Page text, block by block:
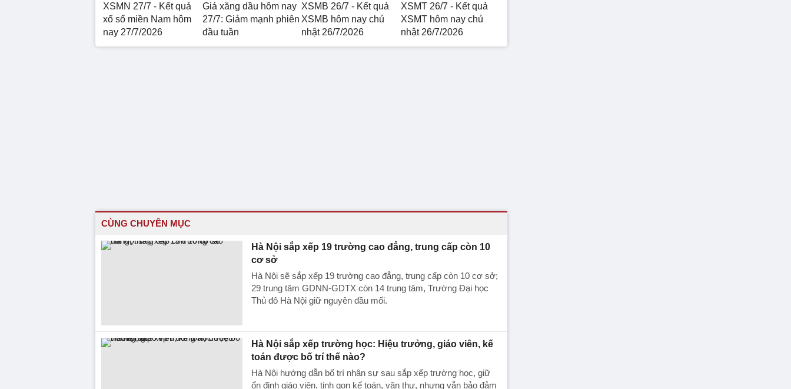
XSMN 27/7 - Kết quả
xổ số miền Nam hôm
nay 27/7/2026
Giá xăng dầu hôm nay
27/7: Giảm mạnh phiên
đầu tuần
XSMB 26/7 - Kết quả
XSMB hôm nay chủ
nhật 26/7/2026
XSMT 26/7 - Kết quả
XSMT hôm nay chủ
nhật 26/7/2026
CÙNG CHUYÊN MỤC
Hà Nội sắp xếp 19 trường cao đẳng, trung cấp còn 10
cơ sở
Hà Nội sẽ sắp xếp 19 trường cao đẳng, trung cấp còn 10 cơ sở;
29 trung tâm GDNN-GDTX còn 14 trung tâm, Trường Đại học
Thủ đô Hà Nội giữ nguyên đầu mối.
Hà Nội sắp xếp trường học: Hiệu trưởng, giáo viên, kế
toán được bố trí thế nào?
Hà Nội hướng dẫn bố trí nhân sự sau sắp xếp trường học, giữ
ổn định giáo viên, tinh gọn kế toán, văn thư, nhưng vẫn bảo đảm